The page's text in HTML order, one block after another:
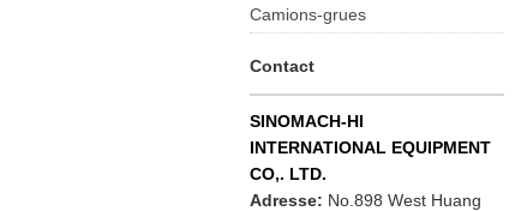
Camions-grues
Contact
SINOMACH-HI
INTERNATIONAL EQUIPMENT
CO,. LTD.
Adresse: No.898 West Huang